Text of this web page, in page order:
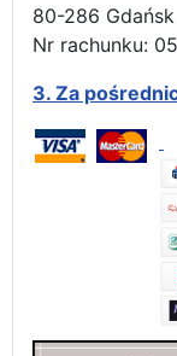
80-286 Gdańsk
Nr rachunku:
3. Za